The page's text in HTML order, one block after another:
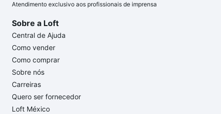
Atendimento exclusivo aos profissionais de imprensa
Sobre a Loft
Central de Ajuda
Como vender
Como comprar
Sobre nós
Carreiras
Quero ser fornecedor
Loft México